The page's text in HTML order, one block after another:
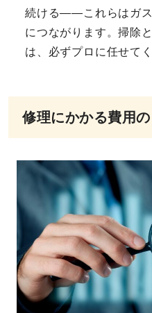
続ける——これらはガ
につながります。掃除
は、必ずプロに任せてく
修理にかかる費用